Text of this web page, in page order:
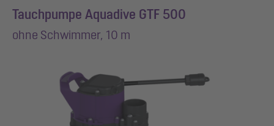
Tauchpumpe Aquadive GTF 500
ohne Schwimmer, 10 m